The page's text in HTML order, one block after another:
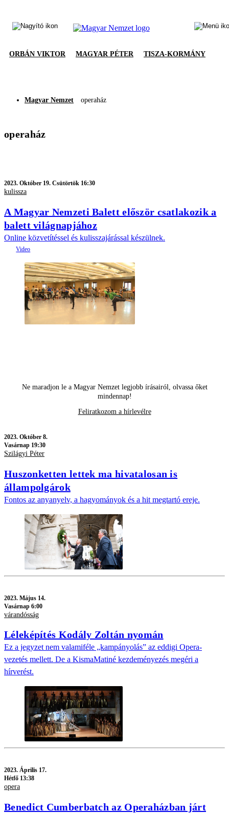
ORBÁN VIKTOR MAGYAR PÉTER TISZA-KORMÁNY
Magyar Nemzet operaház
operaház
2023. Október 19. Csütörtök 16:30
kulissza
A Magyar Nemzeti Balett először csatlakozik a
balett világnapjához
Online közvetítéssel és kulisszajárással készülnek.
Ne maradjon le a Magyar Nemzet legjobb írásairól, olvassa őket
mindennap!
Feliratkozom a hírlevélre
2023. Október 8.
Vasárnap 19:30
Szilágyi Péter
Huszonketten lettek ma hivatalosan is
állampolgárok
Fontos az anyanyelv, a hagyományok és a hit megtartó ereje.
2023. Május 14.
Vasárnap 6:00
várandósság
Léleképítés Kodály Zoltán nyomán
Ez a jegyzet nem valamiféle „kampányolás” az eddigi Opera-
vezetés mellett. De a KismaMatiné kezdeményezés megéri a
hírverést.
2023. Április 17.
Hétfő 13:38
opera
Benedict Cumberbatch az Operaházban járt